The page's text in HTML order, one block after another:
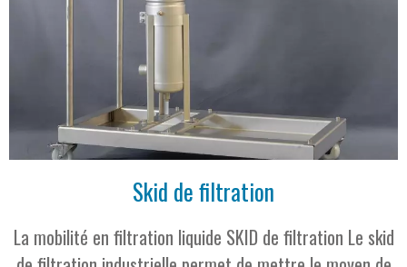
Skid de filtration
La mobilité en filtration liquide SKID de filtration Le skid